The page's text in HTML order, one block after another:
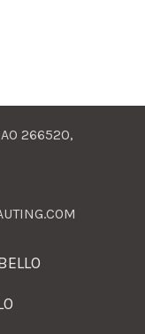
266520,